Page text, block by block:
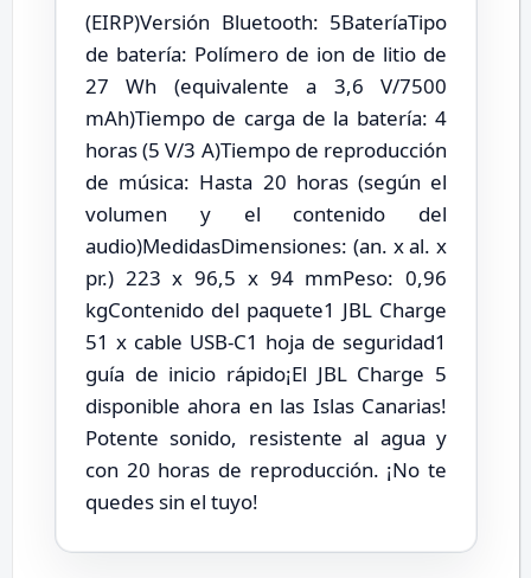
(EIRP)Versión Bluetooth: 5BateríaTipo
de batería: Polímero de ion de litio de
27 Wh (equivalente a 3,6 V/7500
mAh)Tiempo de carga de la batería: 4
horas (5 V/3 A)Tiempo de reproducción
de música: Hasta 20 horas (según el
volumen y el contenido del
audio)MedidasDimensiones: (an. x al. x
pr.) 223 x 96,5 x 94 mmPeso: 0,96
kgContenido del paquete1 JBL Charge
51 x cable USB-C1 hoja de seguridad1
guía de inicio rápido¡El JBL Charge 5
disponible ahora en las Islas Canarias!
Potente sonido, resistente al agua y
con 20 horas de reproducción. ¡No te
quedes sin el tuyo!